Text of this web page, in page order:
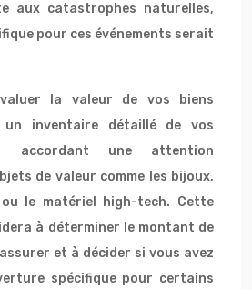
aux catastrophes naturelles,
pour ces événements serait
la valeur de vos biens
un inventaire détaillé de vos
accordant une attention
de valeur comme les bijoux,
le matériel high-tech. Cette
à déterminer le montant de
et à décider si vous avez
spécifique pour certains